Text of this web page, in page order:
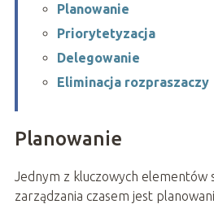
Planowanie
Priorytetyzacja
Delegowanie
Eliminacja rozpraszaczy
Planowanie
Jednym z kluczowych elementów
zarządzania czasem jest